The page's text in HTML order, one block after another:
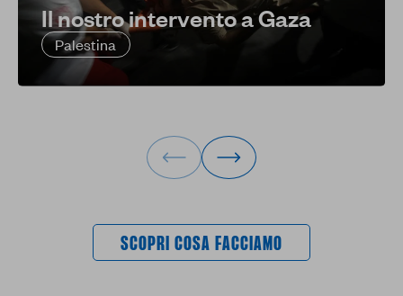
Il nostro intervento a Gaza
Palestina
SCOPRI COSA FACCIAMO